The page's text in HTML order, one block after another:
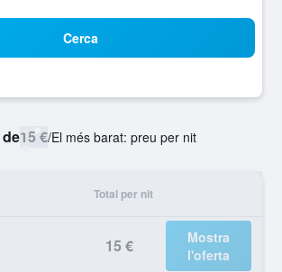
Cerca
15 €/El més barat: preu per nit
Total per nit
15 €
Mostra
l'oferta